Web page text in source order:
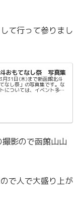
て行って参りまし
おもてなし祭 写真集
月31日(木)まで新函館北斗
なし祭」の写真集です。な
については、イベント多数
影ので函館山山
で人で大盛り上が